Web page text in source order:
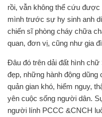
rồi, vẫn không thể cứu
mình trước sự hy sinh anh
chiến sĩ phòng cháy chữa
quan, đơn vị, cũng như gia
Đâu đó trên dải đất hình
đẹp, những hành động
quản gian khó, hiểm nguy,
yên cuộc sống người dân.
người lính PCCC &CNCH